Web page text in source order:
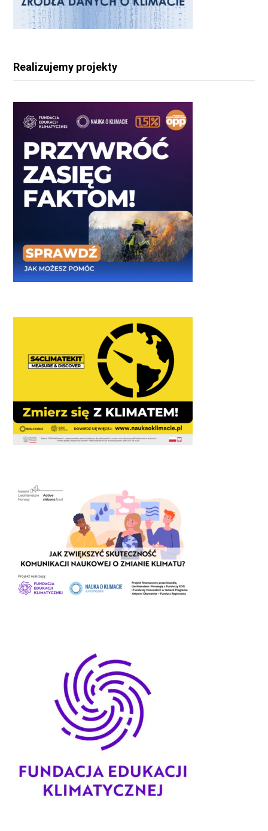
Realizujemy projekty